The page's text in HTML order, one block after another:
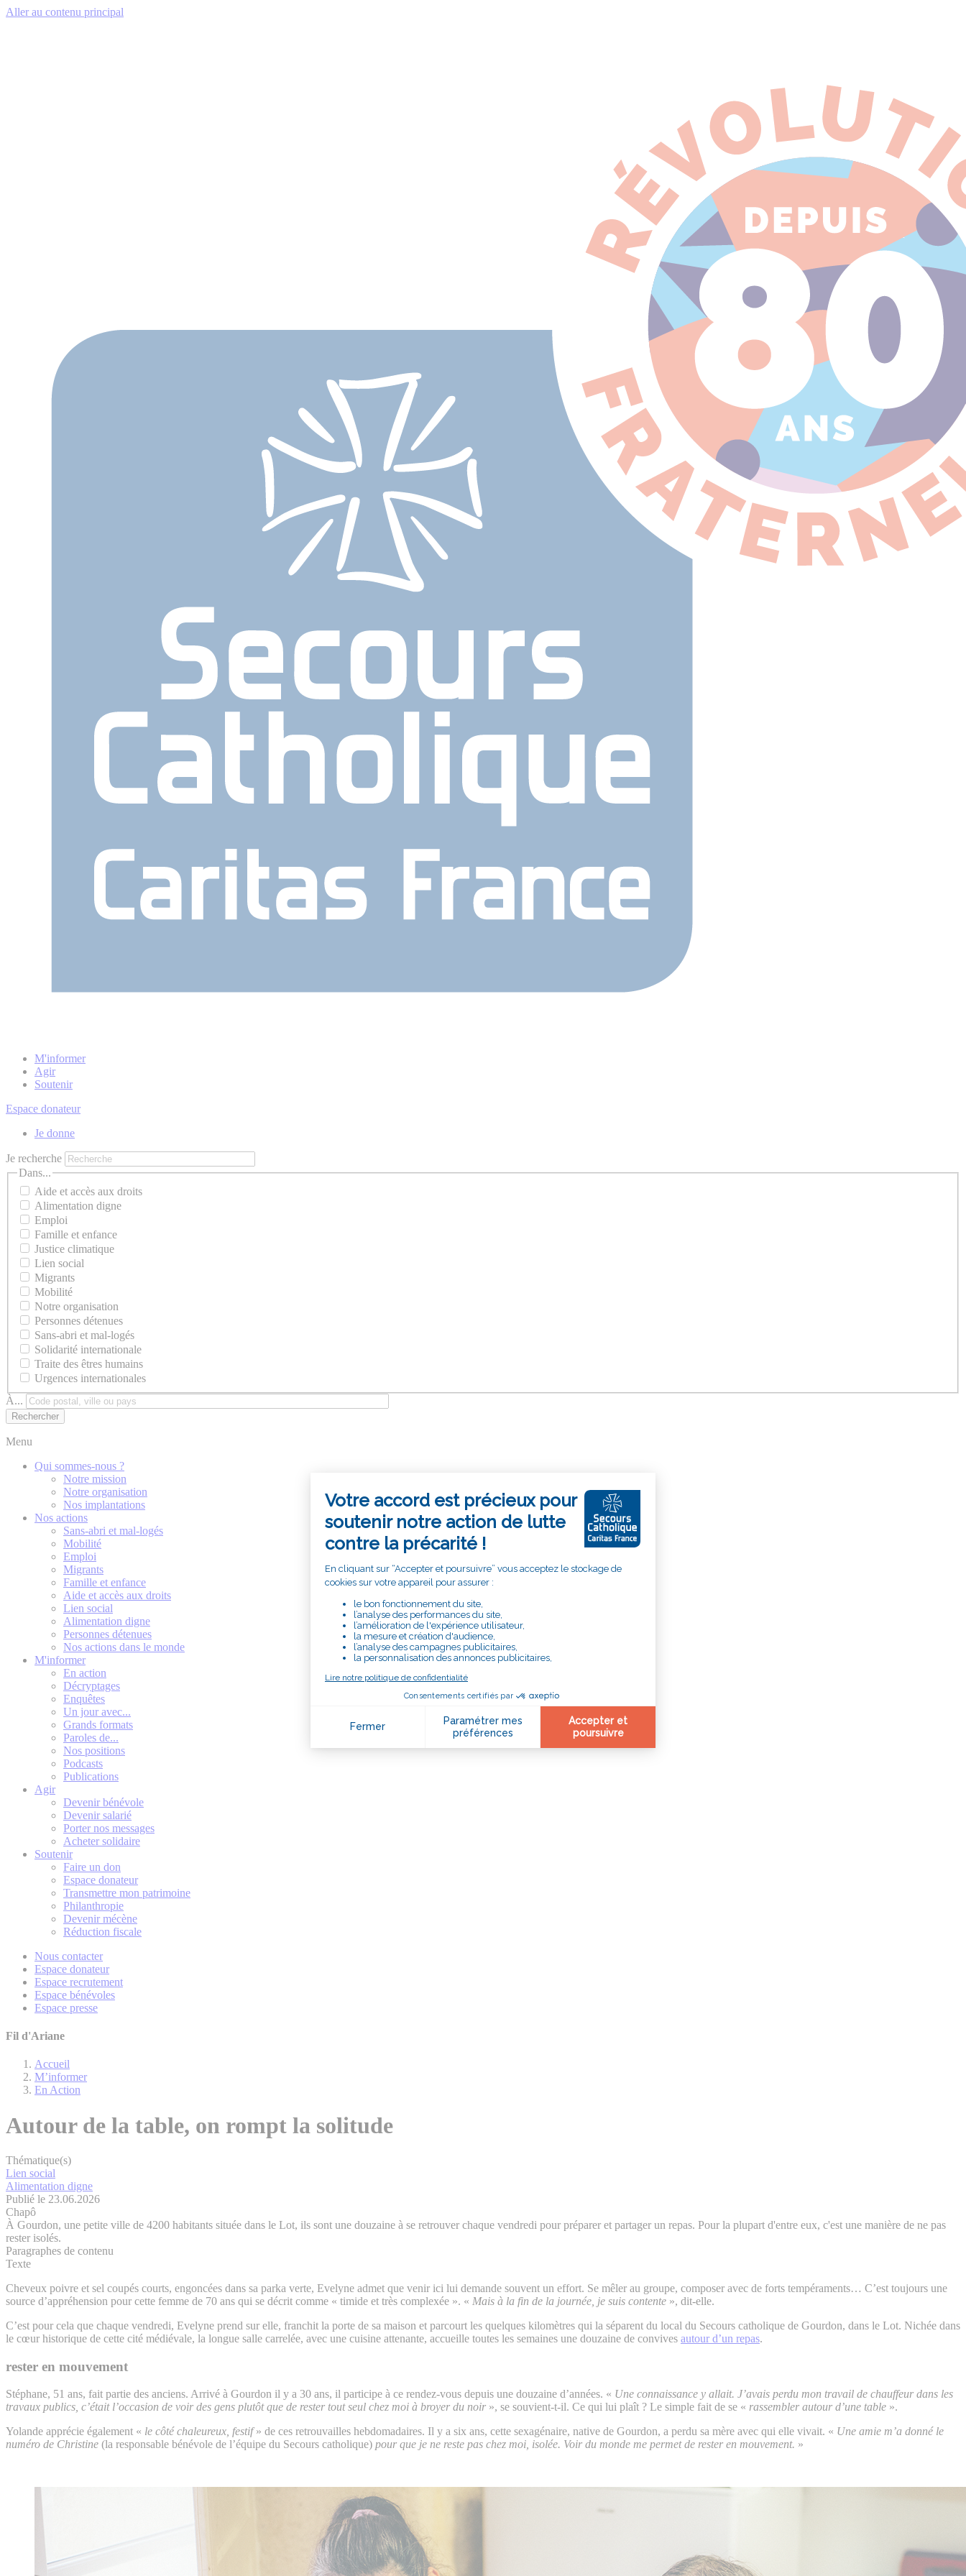
Aller au contenu principal
M'informer
Agir
Soutenir
Espace donateur
Je donne
Je recherche
Dans...
Aide et accès aux droits
Alimentation digne
Emploi
Famille et enfance
Justice climatique
Lien social
Migrants
Mobilité
Notre organisation
Personnes détenues
Sans-abri et mal-logés
Solidarité internationale
Traite des êtres humains
Urgences internationales
À...
Menu
Qui sommes-nous ?
Notre mission
Notre organisation
Nos implantations
Nos actions
Sans-abri et mal-logés
Mobilité
Emploi
Migrants
Famille et enfance
Aide et accès aux droits
Lien social
Alimentation digne
Personnes détenues
Nos actions dans le monde
M'informer
En action
Décryptages
Enquêtes
Un jour avec...
Grands formats
Paroles de...
Nos positions
Podcasts
Publications
Agir
Devenir bénévole
Devenir salarié
Porter nos messages
Acheter solidaire
Soutenir
Faire un don
Espace donateur
Transmettre mon patrimoine
Philanthropie
Devenir mécène
Réduction fiscale
Nous contacter
Espace donateur
Espace recrutement
Espace bénévoles
Espace presse
Fil d'Ariane
Accueil
M’informer
En Action
Autour de la table, on rompt la solitude
Thématique(s)
Lien social
Alimentation digne
Publié le 23.06.2026
Chapô
À Gourdon, une petite ville de 4200 habitants située dans le Lot, ils sont une douzaine à se retrouver chaque vendredi pour préparer et partager un repas. Pour la plupart d'entre eux, c'est une manière de ne pas
rester isolés.
Paragraphes de contenu
Texte
Cheveux poivre et sel coupés courts, engoncées dans sa parka verte, Evelyne admet que venir ici lui demande souvent un effort. Se mêler au groupe, composer avec de forts tempéraments… C’est toujours une
source d’appréhension pour cette femme de 70 ans qui se décrit comme « timide et très complexée ». « Mais à la fin de la journée, je suis contente », dit-elle.
C’est pour cela que chaque vendredi, Evelyne prend sur elle, franchit la porte de sa maison et parcourt les quelques kilomètres qui la séparent du local du Secours catholique de Gourdon, dans le Lot. Nichée dans
le cœur historique de cette cité médiévale, la longue salle carrelée, avec une cuisine attenante, accueille toutes les semaines une douzaine de convives autour d’un repas.
rester en mouvement
Stéphane, 51 ans, fait partie des anciens. Arrivé à Gourdon il y a 30 ans, il participe à ce rendez-vous depuis une douzaine d’années. « Une connaissance y allait. J’avais perdu mon travail de chauffeur dans les
travaux publics, c’était l’occasion de voir des gens plutôt que de rester tout seul chez moi à broyer du noir », se souvient-t-il. Ce qui lui plaît ? Le simple fait de se « rassembler autour d’une table ».
Yolande apprécie également « le côté chaleureux, festif» de ces retrouvailles hebdomadaires. Il y a six ans, cette sexagénaire, native de Gourdon, a perdu sa mère avec qui elle vivait. « Une amie m’a donné le
numéro de Christine (la responsable bénévole de l’équipe du Secours catholique) pour que je ne reste pas chez moi, isolée. Voir du monde me permet de rester en mouvement. »